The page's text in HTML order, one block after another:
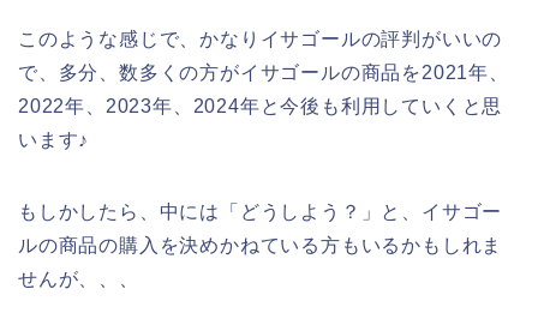
このような感じで、かなりイサゴールの評判がいいの
で、多分、数多くの方がイサゴールの商品を2021年、
2022年、2023年、2024年と今後も利用していくと思
います♪
もしかしたら、中には「どうしよう？」と、イサゴー
ルの商品の購入を決めかねている方もいるかもしれま
せんが、、、